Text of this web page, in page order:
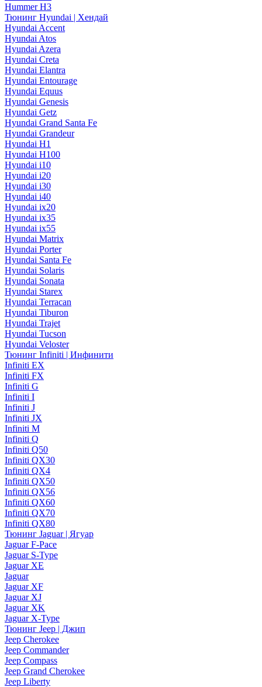
Hummer H3
Тюнинг Hyundai | Хендай
Hyundai Accent
Hyundai Atos
Hyundai Azera
Hyundai Creta
Hyundai Elantra
Hyundai Entourage
Hyundai Equus
Hyundai Genesis
Hyundai Getz
Hyundai Grand Santa Fe
Hyundai Grandeur
Hyundai H1
Hyundai H100
Hyundai i10
Hyundai i20
Hyundai i30
Hyundai i40
Hyundai ix20
Hyundai ix35
Hyundai ix55
Hyundai Matrix
Hyundai Porter
Hyundai Santa Fe
Hyundai Solaris
Hyundai Sonata
Hyundai Starex
Hyundai Terracan
Hyundai Tiburon
Hyundai Trajet
Hyundai Tucson
Hyundai Veloster
Тюнинг Infiniti | Инфинити
Infiniti EX
Infiniti FX
Infiniti G
Infiniti I
Infiniti J
Infiniti JX
Infiniti M
Infiniti Q
Infiniti Q50
Infiniti QX30
Infiniti QX4
Infiniti QX50
Infiniti QX56
Infiniti QX60
Infiniti QX70
Infiniti QX80
Тюнинг Jaguar | Ягуар
Jaguar F-Pace
Jaguar S-Type
Jaguar XE
Jaguar
Jaguar XF
Jaguar XJ
Jaguar XK
Jaguar X-Type
Тюнинг Jeep | Джип
Jeep Cherokee
Jeep Commander
Jeep Compass
Jeep Grand Cherokee
Jeep Liberty